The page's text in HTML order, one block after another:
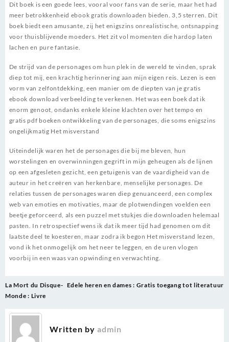
Dit boek is een goede lees, vooral voor fans van de serie, maar het had
meer betrokkenheid ebook gratis downloaden bieden. 3,5 sterren. Dit
boek biedt een amusante, zij het enigszins onrealistische, ontsnapping
voor thuisblijvende moeders. Het zit vol momenten die hardop laten
lachen en pure fantasie.
De strijd van de personages om hun plek in de wereld te vinden, sprak
diep tot mij, een krachtig herinnering aan mijn eigen reis. Lezen is een
vorm van zelfontdekking, een manier om de diepten van je gratis
ebook download verbeelding te verkenen. Het was een boek dat ik
enorm genoot, ondanks enkele kleine klachten over het tempo en
gratis pdf boeken ontwikkeling van de personages, die soms enigszins
ongelijkmatig Het misverstand
Uiteindelijk waren het de personages die bij me bleven, hun
worstelingen en overwinningen gegrift in mijn geheugen als de lijnen
op een afgesleten gezicht, een getuigenis van de vaardigheid van de
auteur in het creëren van herkenbare, menselijke personages. De
relaties tussen de personages waren diep genuanceerd, een complex
web van emoties en motivaties, maar de plotwendingen voelden een
beetje geforceerd, als een puzzel met stukjes die downloaden helemaal
pasten. In retrospectief wens ik dat ik meer tijd had genomen om dit
laatste deel te koesteren, maar zodra ik begon Het misverstand lezen,
vond ik het onmogelijk om het neer te leggen, en de uren vlogen
voorbij in een waas van opwinding en verwachting.
Post
navigation
La Mort du Disque-
Monde : Livre
Edele heren en dames : Gratis toegang tot literatuur
Written by admin